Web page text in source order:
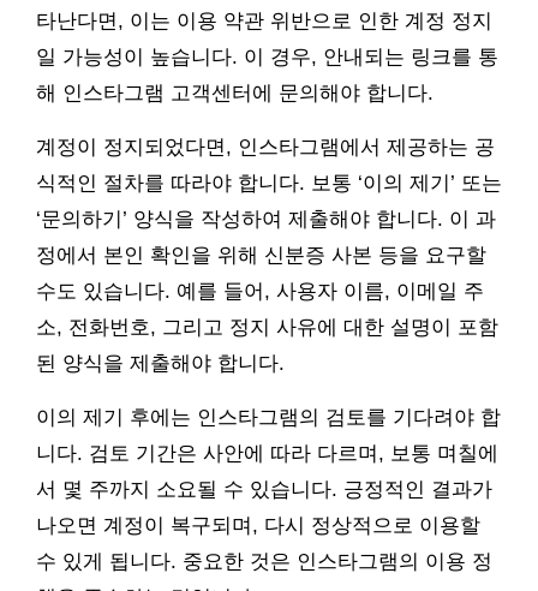
타난다면, 이는 이용 약관 위반으로 인한 계정 정지
일 가능성이 높습니다. 이 경우, 안내되는 링크를 통
해 인스타그램 고객센터에 문의해야 합니다.
계정이 정지되었다면, 인스타그램에서 제공하는 공
식적인 절차를 따라야 합니다. 보통 ‘이의 제기’ 또는
‘문의하기’ 양식을 작성하여 제출해야 합니다. 이 과
정에서 본인 확인을 위해 신분증 사본 등을 요구할
수도 있습니다. 예를 들어, 사용자 이름, 이메일 주
소, 전화번호, 그리고 정지 사유에 대한 설명이 포함
된 양식을 제출해야 합니다.
이의 제기 후에는 인스타그램의 검토를 기다려야 합
니다. 검토 기간은 사안에 따라 다르며, 보통 며칠에
서 몇 주까지 소요될 수 있습니다. 긍정적인 결과가
나오면 계정이 복구되며, 다시 정상적으로 이용할
수 있게 됩니다. 중요한 것은 인스타그램의 이용 정